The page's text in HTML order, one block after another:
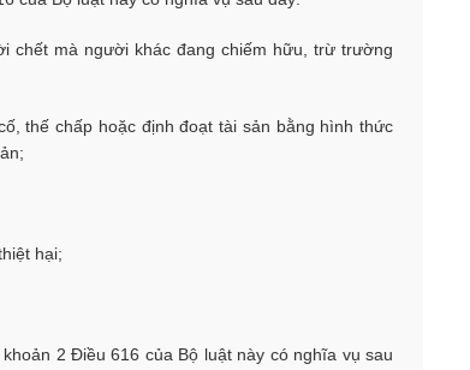
chết mà người khác đang chiếm hữu, trừ trường
thế chấp hoặc định đoạt tài sản bằng hình thức
hại;
2 Điều 616 của Bộ luật này có nghĩa vụ sau